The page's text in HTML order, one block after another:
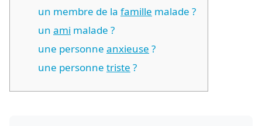
un membre de la famille malade ?
un ami malade ?
une personne anxieuse ?
une personne triste ?